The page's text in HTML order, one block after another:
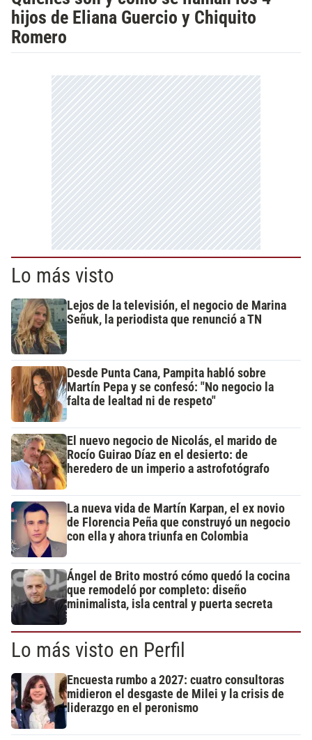
hijos de Eliana Guercio y Chiquito
Romero
Lo más visto
Lejos de la televisión, el negocio de Marina
Señuk, la periodista que renunció a TN
Desde Punta Cana, Pampita habló sobre
Martín Pepa y se confesó: "No negocio la
falta de lealtad ni de respeto"
El nuevo negocio de Nicolás, el marido de
Rocío Guirao Díaz en el desierto: de
heredero de un imperio a astrofotógrafo
La nueva vida de Martín Karpan, el ex novio
de Florencia Peña que construyó un negocio
con ella y ahora triunfa en Colombia
Ángel de Brito mostró cómo quedó la cocina
que remodeló por completo: diseño
minimalista, isla central y puerta secreta
Lo más visto en Perfil
Encuesta rumbo a 2027: cuatro consultoras
midieron el desgaste de Milei y la crisis de
liderazgo en el peronismo